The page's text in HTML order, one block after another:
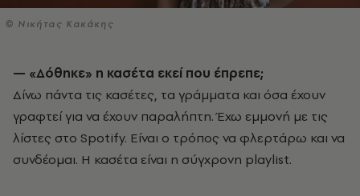
© Νικήτας Κακάκης
— «Δόθηκε» η κασέτα εκεί που έπρεπε;
Δίνω πάντα τις κασέτες, τα γράμματα και όσα έχουν
γραφτεί για να έχουν παραλήπτη. Έχω εμμονή με τις
λίστες στο Spotify. Είναι ο τρόπος να φλερτάρω και να
συνδέομαι. Η κασέτα είναι η σύγχρονη playlist.